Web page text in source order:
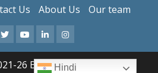
Us About Us Our team
X YoutubeLinkedInInstagram
26 Bandhan Samachar
Hindi